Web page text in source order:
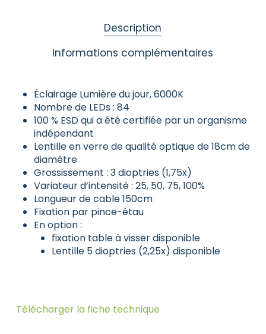
Description
Informations complémentaires
Éclairage Lumière du jour, 6000K
Nombre de LEDs : 84
100 % ESD qui a été certifiée par un organisme
indépendant
Lentille en verre de qualité optique de 18cm de
diamètre
Grossissement : 3 dioptries (1,75x)
Variateur d’intensité : 25, 50, 75, 100%
Longueur de cable 150cm
Fixation par pince-étau
En option :
fixation table à visser disponible
Lentille 5 dioptries (2,25x) disponible
Télécharger la fiche technique